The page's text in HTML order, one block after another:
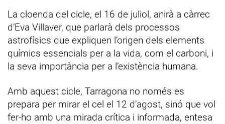
La cloenda del cicle, el 16 de juliol, anirà a càrrec
d’Eva Villaver, que parlarà dels processos
astrofísics que expliquen l’origen dels elements
químics essencials per a la vida, com el carboni, i
la seva importància per a l’existència humana.
Amb aquest cicle, Tarragona no només es
prepara per mirar el cel el 12 d’agost, sinó que vol
fer-ho amb una mirada crítica i informada, entesa